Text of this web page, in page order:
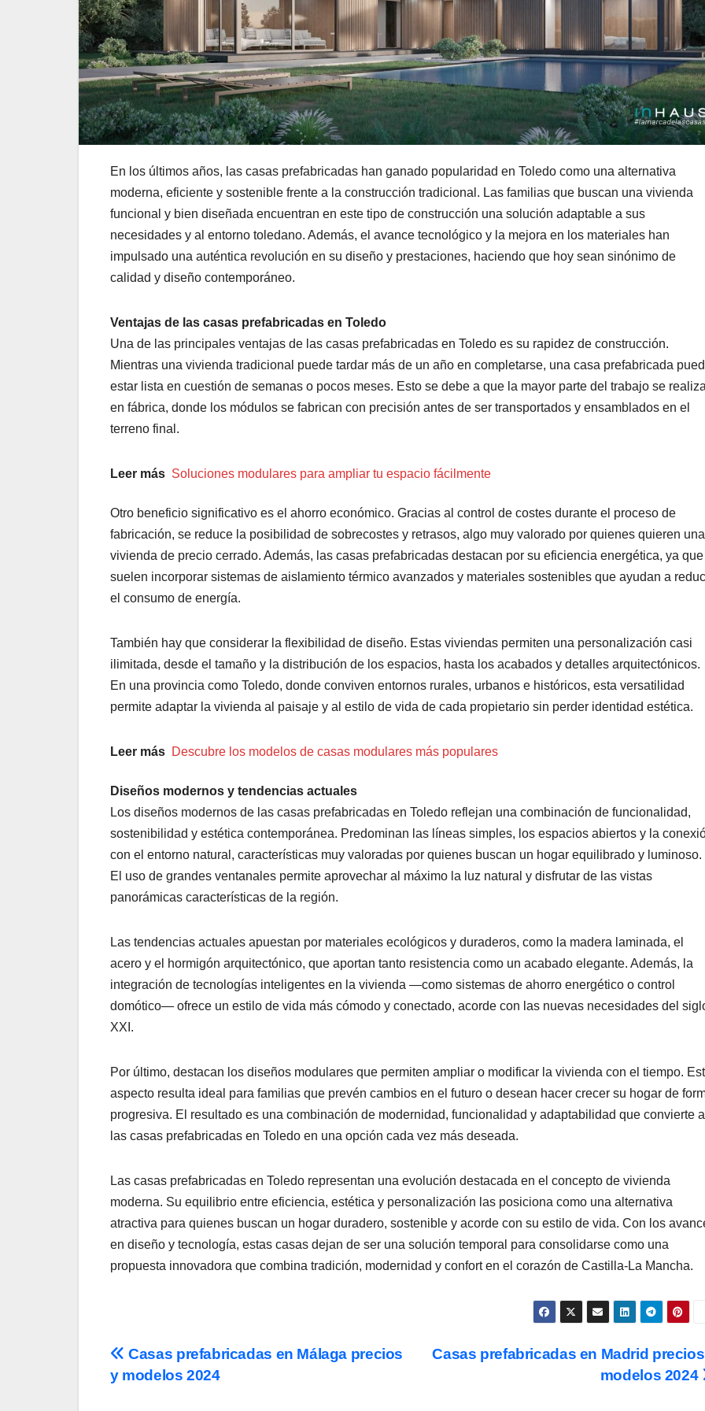
En los últimos años, las casas prefabricadas han ganado popularidad en Toledo como una alternativa
moderna, eficiente y sostenible frente a la construcción tradicional. Las familias que buscan una vivienda
funcional y bien diseñada encuentran en este tipo de construcción una solución adaptable a sus
necesidades y al entorno toledano. Además, el avance tecnológico y la mejora en los materiales han
impulsado una auténtica revolución en su diseño y prestaciones, haciendo que hoy sean sinónimo de
calidad y diseño contemporáneo.
Ventajas de las casas prefabricadas en Toledo
Una de las principales ventajas de las casas prefabricadas en Toledo es su rapidez de construcción.
Mientras una vivienda tradicional puede tardar más de un año en completarse, una casa prefabricada
estar lista en cuestión de semanas o pocos meses. Esto se debe a que la mayor parte del trabajo se
en fábrica, donde los módulos se fabrican con precisión antes de ser transportados y ensamblados en el
terreno final.
Leer más Soluciones modulares para ampliar tu espacio fácilmente
Otro beneficio significativo es el ahorro económico. Gracias al control de costes durante el proceso de
fabricación, se reduce la posibilidad de sobrecostes y retrasos, algo muy valorado por quienes quieren una
vivienda de precio cerrado. Además, las casas prefabricadas destacan por su eficiencia energética, ya que
suelen incorporar sistemas de aislamiento térmico avanzados y materiales sostenibles que ayudan a
el consumo de energía.
También hay que considerar la flexibilidad de diseño. Estas viviendas permiten una personalización casi
ilimitada, desde el tamaño y la distribución de los espacios, hasta los acabados y detalles arquitectónicos.
En una provincia como Toledo, donde conviven entornos rurales, urbanos e históricos, esta versatilidad
permite adaptar la vivienda al paisaje y al estilo de vida de cada propietario sin perder identidad estética.
Leer más Descubre los modelos de casas modulares más populares
Diseños modernos y tendencias actuales
Los diseños modernos de las casas prefabricadas en Toledo reflejan una combinación de funcionalidad,
sostenibilidad y estética contemporánea. Predominan las líneas simples, los espacios abiertos y la
con el entorno natural, características muy valoradas por quienes buscan un hogar equilibrado y luminoso.
El uso de grandes ventanales permite aprovechar al máximo la luz natural y disfrutar de las vistas
panorámicas características de la región.
Las tendencias actuales apuestan por materiales ecológicos y duraderos, como la madera laminada, el
acero y el hormigón arquitectónico, que aportan tanto resistencia como un acabado elegante. Además, la
integración de tecnologías inteligentes en la vivienda —como sistemas de ahorro energético o control
domótico— ofrece un estilo de vida más cómodo y conectado, acorde con las nuevas necesidades del
XXI.
Por último, destacan los diseños modulares que permiten ampliar o modificar la vivienda con el tiempo.
aspecto resulta ideal para familias que prevén cambios en el futuro o desean hacer crecer su hogar de
progresiva. El resultado es una combinación de modernidad, funcionalidad y adaptabilidad que convierte a
las casas prefabricadas en Toledo en una opción cada vez más deseada.
Las casas prefabricadas en Toledo representan una evolución destacada en el concepto de vivienda
moderna. Su equilibrio entre eficiencia, estética y personalización las posiciona como una alternativa
atractiva para quienes buscan un hogar duradero, sostenible y acorde con su estilo de vida. Con los
en diseño y tecnología, estas casas dejan de ser una solución temporal para consolidarse como una
propuesta innovadora que combina tradición, modernidad y confort en el corazón de Castilla-La Mancha.
Navegación
de
Casas prefabricadas en Madrid
modelos 2024
Casas prefabricadas en Málaga precios
y modelos 2024